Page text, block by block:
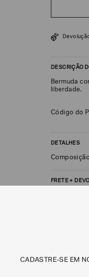
DESCRIÇÃO
Bermuda
liberdade.
Código do
DETALHES
FRETE +
Os preços,
CADASTRE-SE EM